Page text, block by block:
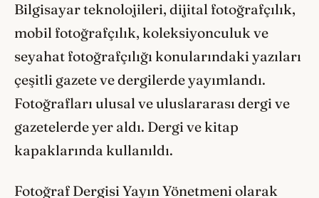
Bilgisayar teknolojileri, dijital fotoğrafçılık,
mobil fotoğrafçılık, koleksiyonculuk ve
seyahat fotoğrafçılığı konularındaki yazıları
çeşitli gazete ve dergilerde yayımlandı.
Fotoğrafları ulusal ve uluslararası dergi ve
gazetelerde yer aldı. Dergi ve kitap
kapaklarında kullanıldı.
Fotoğraf Dergisi Yayın Yönetmeni olarak